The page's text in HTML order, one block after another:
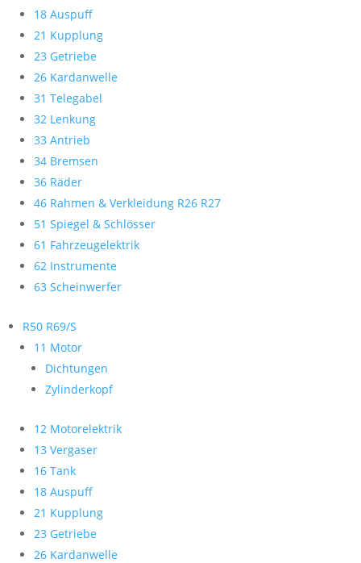
18 Auspuff
21 Kupplung
23 Getriebe
26 Kardanwelle
31 Telegabel
32 Lenkung
33 Antrieb
34 Bremsen
36 Räder
46 Rahmen & Verkleidung R26 R27
51 Spiegel & Schlösser
61 Fahrzeugelektrik
62 Instrumente
63 Scheinwerfer
R50 R69/S
11 Motor
Dichtungen
Zylinderkopf
12 Motorelektrik
13 Vergaser
16 Tank
18 Auspuff
21 Kupplung
23 Getriebe
26 Kardanwelle